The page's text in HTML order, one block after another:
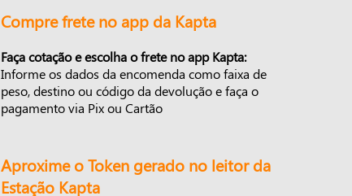
Compre frete no app da Kapta
Faça cotação e escolha o frete no app Kapta:
Informe os dados da encomenda como faixa de
peso, destino ou código da devolução e faça o
pagamento via Pix ou Cartão
Aproxime o Token gerado no leitor da
Estação Kapta